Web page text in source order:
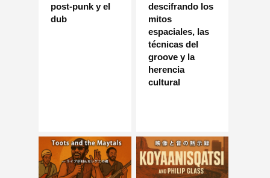
post-punk y el
dub
descifrando los
mitos
espaciales, las
técnicas del
groove y la
herencia
cultural